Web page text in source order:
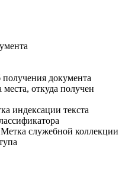
документа
откуда получен
индексации текста
служебной коллекции